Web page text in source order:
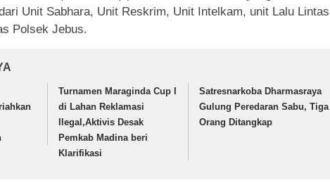
Unit Sabhara, Unit Reskrim, Unit Intelkam, unit Lalu Lintas
Polsek Jebus.
Turnamen Maraginda Cup I
di Lahan Reklamasi
Ilegal,Aktivis Desak
Pemkab Madina beri
Klarifikasi
Satresnarkoba Dharmasraya
Gulung Peredaran Sabu, Tiga
Orang Ditangkap